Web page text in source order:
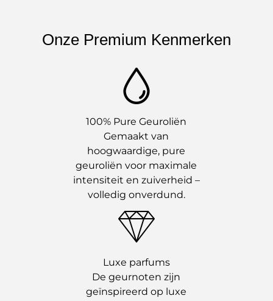
Onze Premium Kenmerken
100% Pure Geuroliën
Gemaakt van
hoogwaardige, pure
geuroliën voor maximale
intensiteit en zuiverheid –
volledig onverdund.
Luxe parfums
De geurnoten zijn
geïnspireerd op luxe